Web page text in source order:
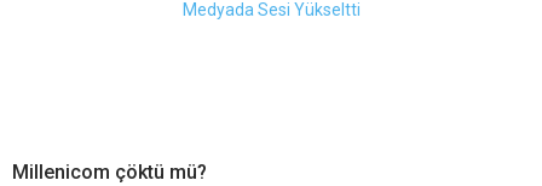
Millenicom çöktü mü?